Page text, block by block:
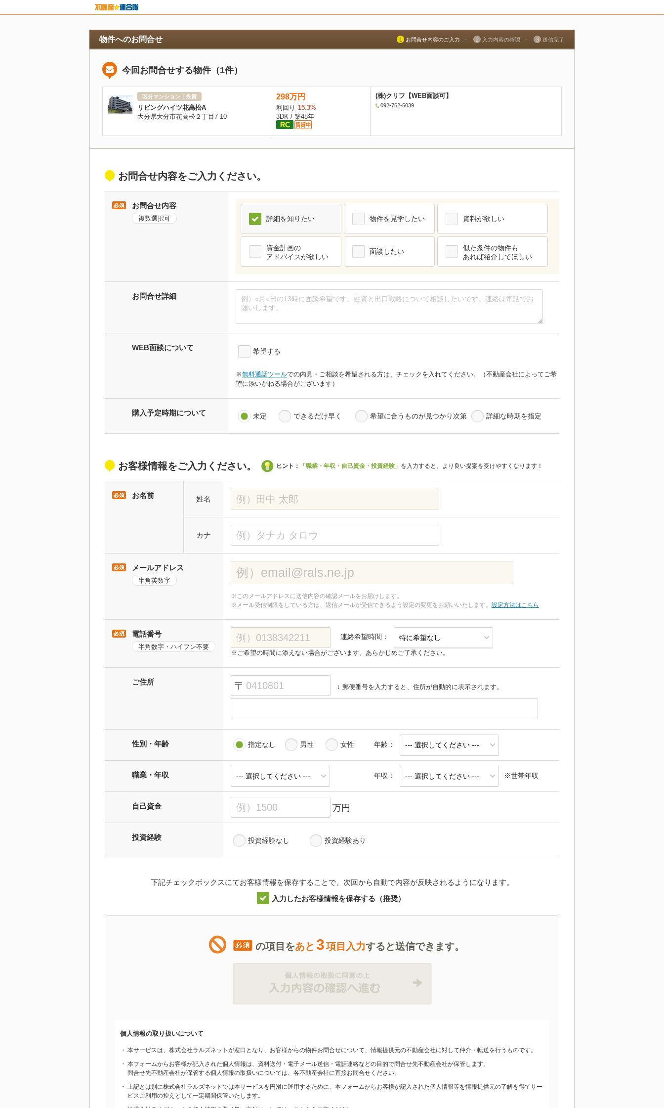
物件へのお問合せ 1 お問合せ内容のご入力 2 入力内容の確認 3 送信完了
今回お問合せする物件（1件）
区分マンション｜投資
リビングハイツ花高松A
大分県大分市花高松２丁目7-10
298万円
利回り 15.3%
3DK / 築48年
(株)クリフ【WEB面談可】
092-752-5039
お問合せ内容をご入力ください。
お問合せ内容
複数選択可 詳細を知りたい 物件を見学したい 資料が欲しい
資金計画の
アドバイスが欲しい
面談したい
似た条件の物件も
あれば紹介してほしい
お問合せ詳細
WEB面談について 希望する
※無料通話ツールでの内見・ご相談を希望される方は、チェックを入れてください。（不動産会社によってご希
望に添いかねる場合がございます）
購入予定時期について 未定 できるだけ早く 希望に合うものが見つかり次第 詳細な時期を指定
お客様情報をご入力ください。 ヒント： 「職業・年収・自己資金・投資経験」 を入力すると、より良い提案を受けやすくなります！
お名前 姓名
カナ
メールアドレス
半角英数字
※このメールアドレスに送信内容の確認メールをお届けします。
※メール受信制限をしている方は、返信メールが受信できるよう設定の変更をお願いいたします。 設定方法はこちら
電話番号
半角数字・ハイフン不要
連絡希望時間：
※ご希望の時間に添えない場合がございます。あらかじめご了承ください。
ご住所 〒 ↓ 郵便番号を入力すると、住所が自動的に表示されます。
性別・年齢 指定なし 男性 女性 年齢：
職業・年収 年収： ※世帯年収
自己資金 万円
投資経験 投資経験なし 投資経験あり
下記チェックボックスにてお客様情報を保存することで、次回から自動で内容が反映されるようになります。
入力したお客様情報を保存する（推奨）
の項目をあと 3項目入力すると送信できます。
個人情報の取り扱いについて
本サービスは、株式会社ラルズネットが窓口となり、お客様からの物件お問合せについて、情報提供元の不動産会社に対して仲介・転送を行うものです。
本フォームからお客様が記入された個人情報は、資料送付・電子メール送信・電話連絡などの目的で問合せ先不動産会社が保管します。
問合せ先不動産会社が保管する個人情報の取扱いについては、各不動産会社に直接お問合せください。
上記とは別に株式会社ラルズネットでは本サービスを円滑に運用するために、本フォームからお客様が記入された個人情報等を情報提供元の了解を得てサー
ビスご利用の控えとして一定期間保管いたします。